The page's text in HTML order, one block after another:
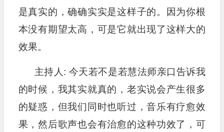
是真实的，确确实实是这样子的。因为你根
本没有期望太高，可是它就出现了这样大的
效果。
主持人: 今天若不是若慧法师亲口告诉我
的时候，我其实就真的，老实说会产生很多
的疑惑，但我们同时也听过，音乐有疗愈效
果，然后歌声也会有治愈的这种功效了，可